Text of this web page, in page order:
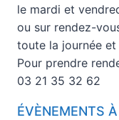
le mardi et
ou sur rendez-
toute la journée
Pour prendre
03 21 35 32 62
ÉVÈNEMENTS